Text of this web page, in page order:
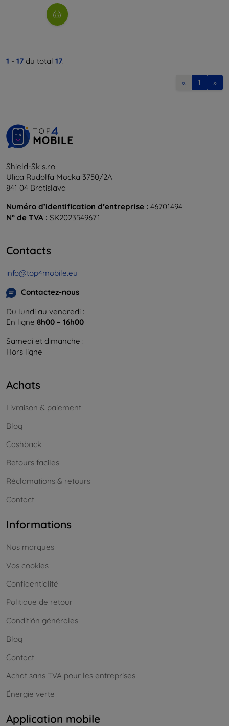
1 - 17 du total 17.
« 1 »
Shield-Sk s.r.o.
Ulica Rudolfa Mocka 3750/2A
841 04 Bratislava
Numéro d’identification d’entreprise : 46701494
N° de TVA : SK2023549671
Contacts
info@top4mobile.eu
Contactez-nous
Du lundi au vendredi :
En ligne 8h00 – 16h00
Samedi et dimanche :
Hors ligne
Achats
Livraison & paiement
Blog
Cashback
Retours faciles
Réclamations & retours
Contact
Informations
Nos marques
Vos cookies
Confidentialité
Politique de retour
Conditión générales
Blog
Contact
Achat sans TVA pour les entreprises
Énergie verte
Application mobile